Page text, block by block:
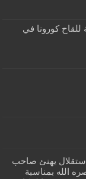
كورونا في
يهنئ صاحب
الله بمناسبة